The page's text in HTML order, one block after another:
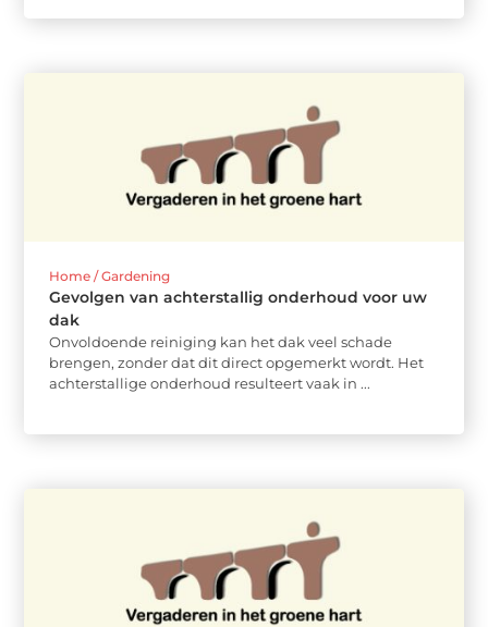
Home / Gardening
Gevolgen van achterstallig onderhoud voor uw
dak
Onvoldoende reiniging kan het dak veel schade
brengen, zonder dat dit direct opgemerkt wordt. Het
achterstallige onderhoud resulteert vaak in ...